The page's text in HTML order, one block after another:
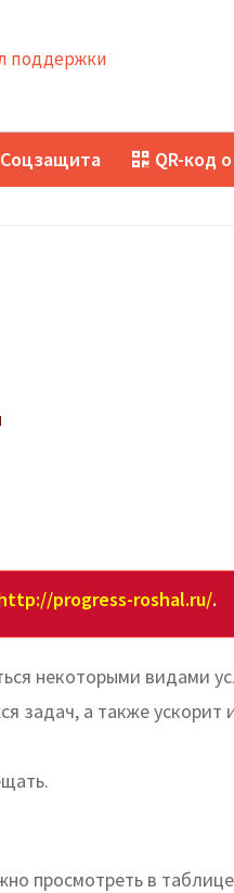
поддержки
Соцзащита QR-код
progress-roshal.ru/.
некоторыми видами
задач, а также ускорит
просмотреть в таблице